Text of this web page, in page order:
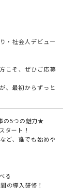
・社会人デビュー
こそ、ぜひご応募
、最初からずっと
の5つの魅力★
タート！
ど、誰でも始めや
る
の導入研修！